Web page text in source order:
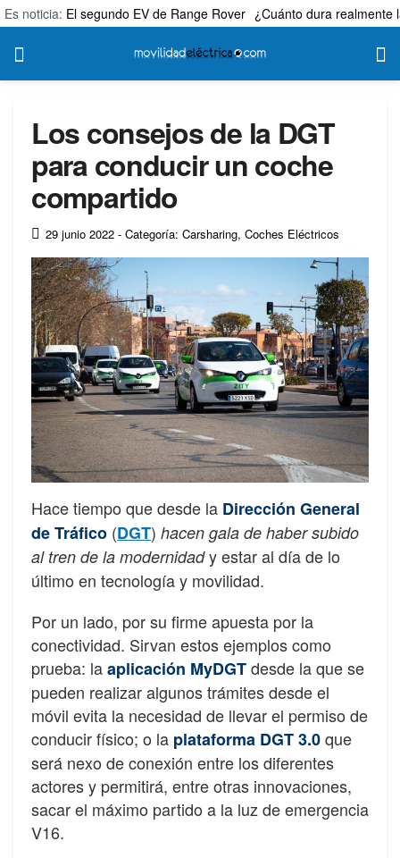
Es noticia: El segundo EV de Range Rover ¿Cuánto dura realmente
Los consejos de la DGT
para conducir un coche
compartido
29 junio 2022 - Categoría: Carsharing, Coches Eléctricos
Hace tiempo que desde la Dirección General
de Tráfico (DGT) hacen gala de haber subido
al tren de la modernidady estar al día de lo
último en tecnología y movilidad.
Por un lado, por su firme apuesta por la
conectividad. Sirvan estos ejemplos como
prueba: laaplicación MyDGTdesde la que se
pueden realizar algunos trámites desde el
móvil evita la necesidad de llevar el permiso de
conducir físico; o la plataforma DGT 3.0que
será nexo de conexión entre los diferentes
actores y permitirá, entre otras innovaciones,
sacar el máximo partido a la luz de emergencia
V16.